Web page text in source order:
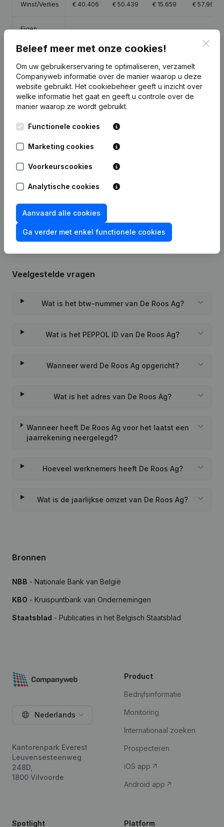
Winst/Verlies € 40.406 € 50.439 € 15.659 € 57.961
Eigen
Personeel 1,5 1,3 1,5
Publicatiesvan De Roos Ag
Rechtspersoon, Opening Bijkantoor,
enz...)
Veelgestelde vragen
Wat is het btw-nummer van De Roos Ag?
Wat is het PEPPOL ID van De Roos Ag?
Wanneer werd De Roos Ag opgericht?
Wat is het adres van De Roos Ag?
Wanneer heeft De Roos Ag voor het laatst een
jaarrekening neergelegd?
Hoeveel werknemers heeft De Roos Ag?
Wat is de jaarlijkse omzet van De Roos Ag?
Bronnen
NBB - Nationale Bank van België
KBO - Kruispuntbank van Ondernemingen
Staatsblad - Publicaties in het Belgisch Staatsblad
Beleef meer met onze cookies!
Om uw gebruikerservaring te optimaliseren, verzamelt
Companyweb informatie over de manier waarop u deze
website gebruikt. Het cookiebeheer geeft u inzicht over
welke informatie het gaat en geeft u controle over de
manier waarop ze wordt gebruikt.
Functionele cookies
Marketing cookies
Voorkeurscookies
Analytische cookies
Aanvaard alle cookies
Ga verder met enkel functionele cookies
Nederlands
Kantorenpark Everest
Leuvensesteenweg
248D,
1800 Vilvoorde
Product
Bedrijfsinformatie
Monitoring
Internationaal zoeken
Prospecteren
iOS app
Android app
Spotlight Platform